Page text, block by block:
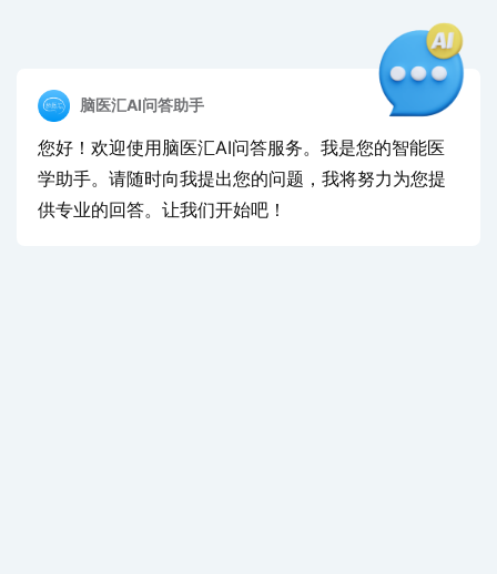
脑医汇AI问答助手
您好！欢迎使用脑医汇AI问答服务。我是您的智能医
学助手。请随时向我提出您的问题，我将努力为您提
供专业的回答。让我们开始吧！